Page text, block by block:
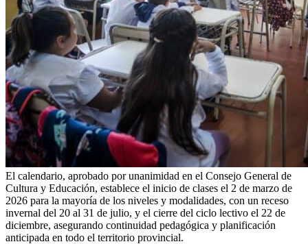
El calendario, aprobado por unanimidad en el Consejo General de
Cultura y Educación, establece el inicio de clases el 2 de marzo de
2026 para la mayoría de los niveles y modalidades, con un receso
invernal del 20 al 31 de julio, y el cierre del ciclo lectivo el 22 de
diciembre, asegurando continuidad pedagógica y planificación
anticipada en todo el territorio provincial.